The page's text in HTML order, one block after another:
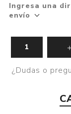
Ingresa una
envío
¿Dudas o